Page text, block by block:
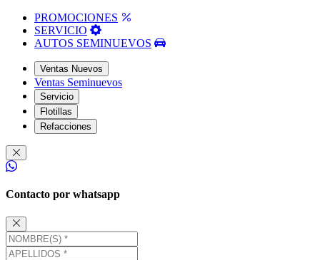
PROMOCIONES
SERVICIO
AUTOS SEMINUEVOS
Ventas Nuevos
Ventas Seminuevos
Servicio
Flotillas
Refacciones
Contacto por whatsapp